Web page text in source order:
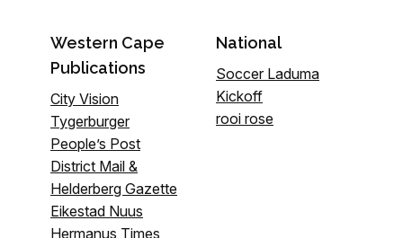
Western Cape
Publications
City Vision
Tygerburger
People’s Post
District Mail &
Helderberg Gazette
Eikestad Nuus
Hermanus Times
National
Soccer Laduma
Kickoff
rooi rose